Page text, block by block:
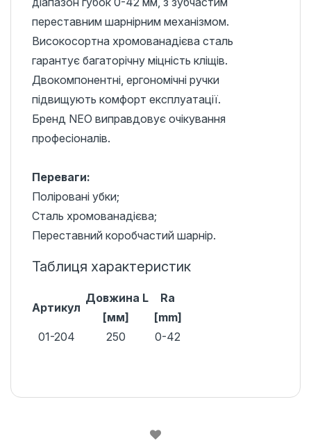
переставним шарнірним механізмом.
Високосортна хромованадієва сталь
гарантує багаторічну міцність кліщів.
Двокомпонентні, ергономічні ручки
підвищують комфорт експлуатації.
Бренд NEO виправдовує очікування
професіоналів.
Переваги:
Поліровані убки;
Сталь хромованадієва;
Переставний коробчастий шарнір.
Таблиця характеристик
Артикул
Довжина L
[мм]
Ra
[mm]
01-204
250 0-42